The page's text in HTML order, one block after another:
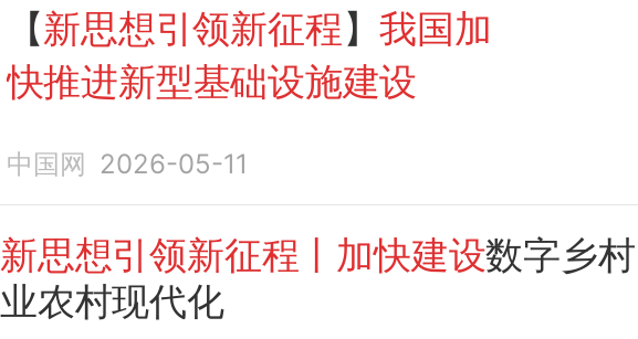
【新思想引领新征程】我国加
快推进新型基础设施建设
中国网 2026-05-11
新思想引领新征程丨加快建设数字乡
业农村现代化